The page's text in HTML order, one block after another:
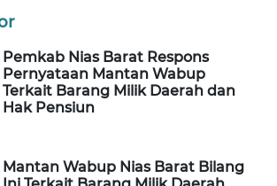
Pemkab Nias Barat Respons
Pernyataan Mantan Wabup
Terkait Barang Milik Daerah dan
Hak Pensiun
Mantan Wabup Nias Barat Bilang